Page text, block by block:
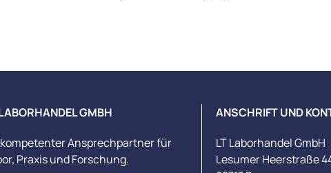
GMBH
Ansprechpartner für
Praxis und Forschung.
ANSCHRIFT UND
LT Laborhandel GmbH
Lesumer Heerstraße